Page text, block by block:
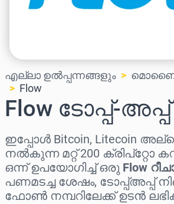
എല്ലാ ഉൽപ്പന്നങ്ങളും
Flow
Flow ടോപ്പ്-അപ്പ്
ഇപ്പോൾ Bitcoin, Litecoin
നൽകുന്ന മറ്റ് 200 ക്രിപ്‌റ്റോ
ഒന്ന് ഉപയോഗിച്ച് ഒരു Flow
പണമടച്ച ശേഷം, ടോപ്പ്അപ്പ്
ഫോൺ നമ്പറിലേക്ക് ഉടൻ